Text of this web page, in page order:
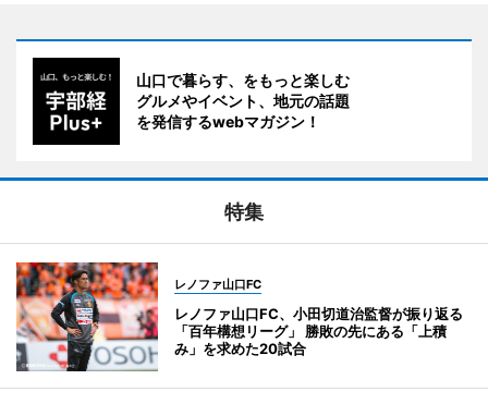
山口で暮らす、をもっと楽しむ
グルメやイベント、地元の話題
を発信するwebマガジン！
特集
レノファ山口FC
レノファ山口FC、小田切道治監督が振り返る
「百年構想リーグ」 勝敗の先にある「上積
み」を求めた20試合